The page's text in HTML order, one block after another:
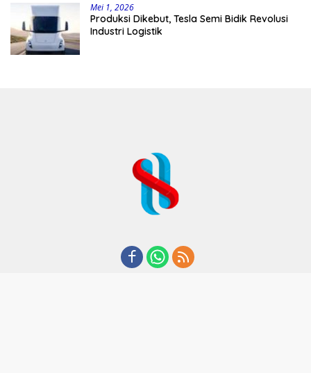
Mei 1, 2026
Produksi Dikebut, Tesla Semi Bidik Revolusi
Industri Logistik